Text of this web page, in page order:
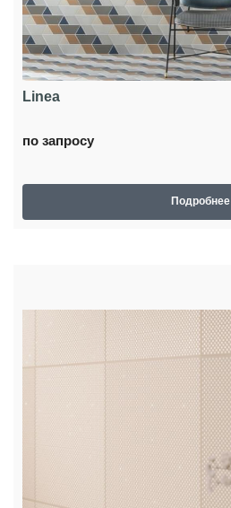
Linea
по запросу
Подробнее